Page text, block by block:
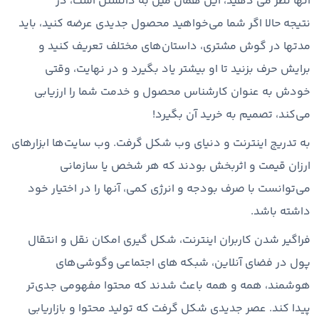
نتیجه حالا اگر شما می‌خواهید محصول جدیدی عرضه کنید، باید
مدتها در گوش مشتری، داستان‌های مختلف تعریف کنید و
برایش حرف بزنید تا او بیشتر یاد بگیرد و در نهایت، وقتی
خودش به عنوان کارشناس محصول و خدمت شما را ارزیابی
می‌کند، تصمیم به خرید آن بگیرد!
به تدریج اینترنت و دنیای وب شکل گرفت. وب سایت‌ها ابزارهای
ارزان قیمت و اثربخش بودند که هر شخص یا سازمانی
می‌توانست با صرف بودجه و انرژی کمی، آنها را در اختیار خود
داشته باشد.
فراگیر شدن کاربران اینترنت، شکل گیری امکان نقل و انتقال
پول در فضای آنلاین، شبکه ‌های اجتماعی وگوشی‌های
هوشمند، همه و همه باعث شدند که محتوا مفهومی جدی‌تر
پیدا کند. عصر جدیدی شکل گرفت که تولید محتوا و بازاریابی